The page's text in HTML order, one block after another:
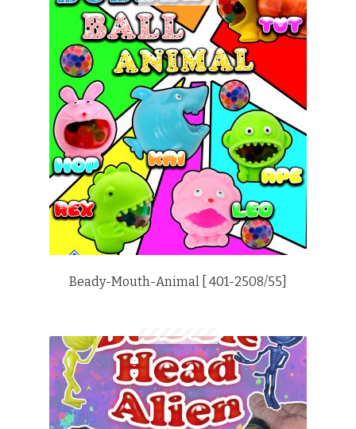
Beady-Mouth-Animal [ 401-2508/55]